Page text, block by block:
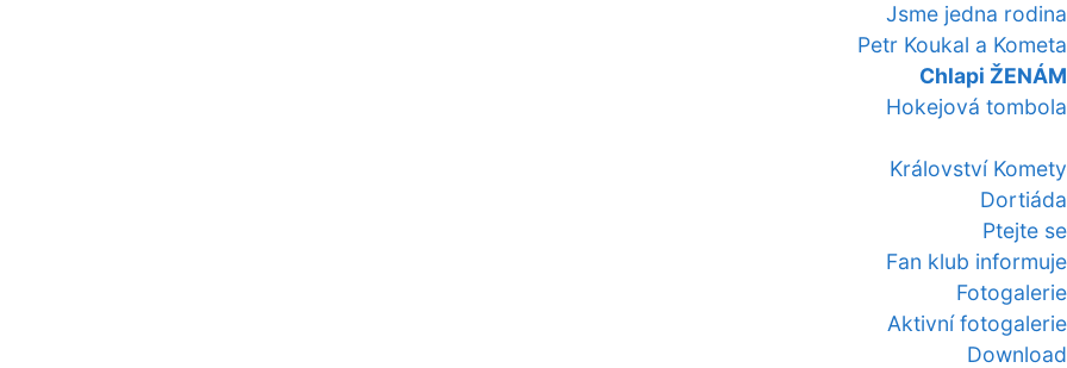
Jsme jedna rodina
Petr Koukal a Kometa
Chlapi ŽENÁM
Hokejová tombola
Království Komety
Dortiáda
Ptejte se
Fan klub informuje
Fotogalerie
Aktivní fotogalerie
Download